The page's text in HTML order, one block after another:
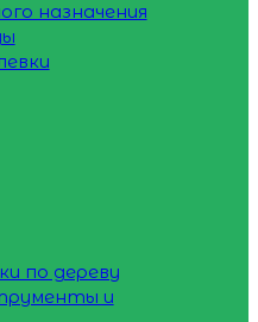
назначения
по дереву
и